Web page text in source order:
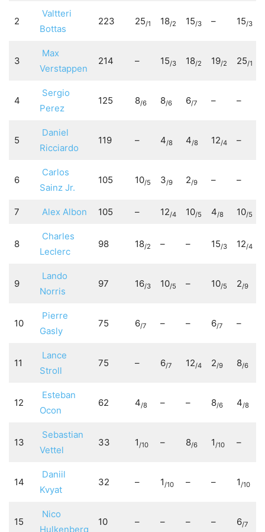
2
Valtteri
Bottas
223 25/1 18/2 15/3 – 15/3
3
Max
Verstappen
214 – 15/3 18/2 19/2 25/1
4
Sergio
Perez
125 8/6 8/6 6/7 – –
5
Daniel
Ricciardo
119 – 4/8 4/8 12/4 –
6
Carlos
Sainz Jr.
105 10/5 3/9 2/9 – –
7 Alex Albon 105 – 12/4 10/5 4/8 10/5
8
Charles
Leclerc
98 18/2 – – 15/3 12/4
9
Lando
Norris
97 16/3 10/5 – 10/5 2/9
10
Pierre
Gasly
75 6/7 – – 6/7 –
11
Lance
Stroll
75 – 6/7 12/4 2/9 8/6
12
Esteban
Ocon
62 4/8 – – 8/6 4/8
13
Sebastian
Vettel
33 1/10 – 8/6 1/10 –
14
Daniil
Kvyat
32 – 1/10 – – 1/10
15
Nico
Hulkenberg
10 – – – – 6/7